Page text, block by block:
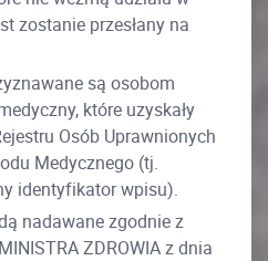
zostanie przesłany na
są osobom
które uzyskały
Osób Uprawnionych
Medycznego (tj.
identyfikator wpisu).
nadawane zgodnie z
ZDROWIA z dnia